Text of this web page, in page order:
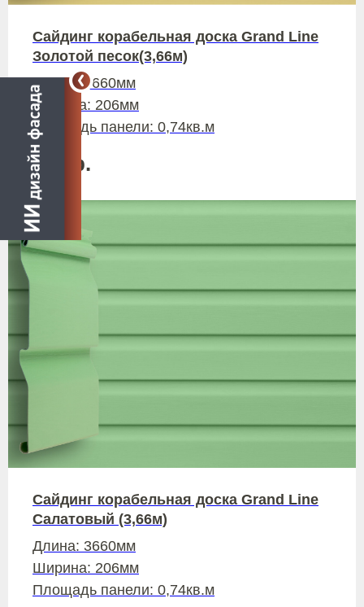
Сайдинг корабельная доска Grand Line
Золотой песок(3,66м)
Длина: 3660мм
Ширина: 206мм
Площадь панели: 0,74кв.м
319 р.
Сайдинг корабельная доска Grand Line
Салатовый (3,66м)
Длина: 3660мм
Ширина: 206мм
Площадь панели: 0,74кв.м